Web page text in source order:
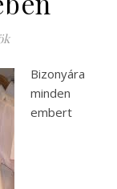
Bizonyára
minden
embert